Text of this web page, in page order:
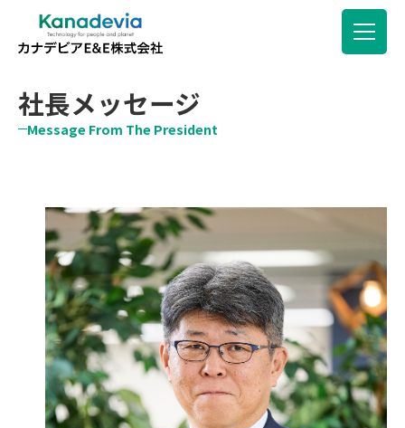
社長メッセージ
Message From The President